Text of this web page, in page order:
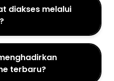
diakses melalui
terbaru?